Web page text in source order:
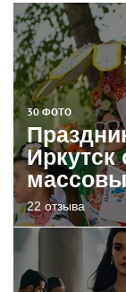
30 ФОТО
Иркутск
22 отзыва